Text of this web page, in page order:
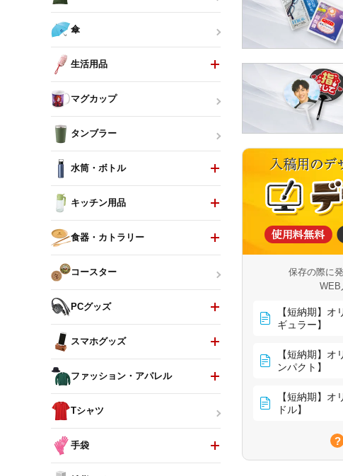
保存の際に
WEB
【短納期】
ギュラー】
【短納期】
ンパクト】
【短納期】
ドル】
傘
生活用品
マグカップ
タンブラー
水筒・ボトル
キッチン用品
食器・カトラリー
コースター
PCグッズ
スマホグッズ
ファッション・アパレル
Tシャツ
手袋